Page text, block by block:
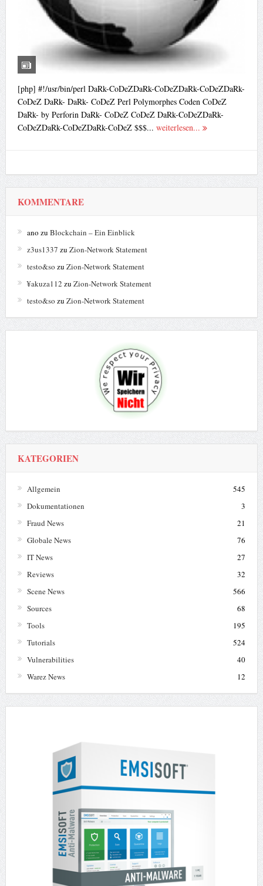
[php] #!/usr/bin/perl DaRk-CoDeZDaRk-CoDeZDaRk-CoDeZDaRk-
CoDeZ DaRk- DaRk- CoDeZ Perl Polymorphes Coden CoDeZ
DaRk- by Perforin DaRk- CoDeZ CoDeZ DaRk-CoDeZDaRk-
CoDeZDaRk-CoDeZDaRk-CoDeZ $$$... weiterlesen...
KOMMENTARE
ano zu Blockchain – Ein Einblick
z3us1337 zu Zion-Network Statement
testo&so zu Zion-Network Statement
¥akuza112 zu Zion-Network Statement
testo&so zu Zion-Network Statement
KATEGORIEN
Allgemein
545
Dokumentationen
3
Fraud News
21
Globale News
76
IT News
27
Reviews
32
Scene News
566
Sources
68
Tools
195
Tutorials
524
Vulnerabilities
40
Warez News
12